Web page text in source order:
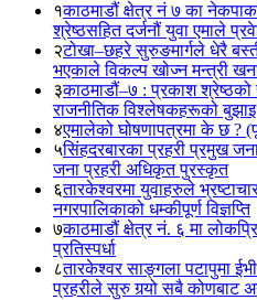
१काठमाडौं क्षेत्र नं ७ का
श्रेष्ठसहित दर्जनौं युवा एमाले
२टोखा–छहरे सुरुङमार्गले धेरै
भएकाले विकल्प खोज्न मन्त्री
३काठमाडौं–७ : प्रकाश
राजनीतिक विश्लेषकहरूको बुझाइ
४एमालेको घोषणापत्रमा के छ ?
५सिंहदरबारका प्रहरी प्रमुख
जना प्रहरी अधिकृत पुरस्कृत
६तारकेश्वरमा युवाहरुले
नगरपालिकाको धम्कीपूर्ण विज्ञप्ति
७काठमाडौं क्षेत्र नं. ६ मा
प्रतिस्पर्धा
८तारकेश्वर साङ्गला पटापुमा
प्रहरीले सुरु गर्‍यो सबै कोणबाट